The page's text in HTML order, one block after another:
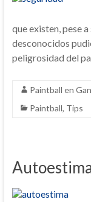
que existen, pese
desconocidos
peligrosidad del
Paintball en
Paintball, Tips